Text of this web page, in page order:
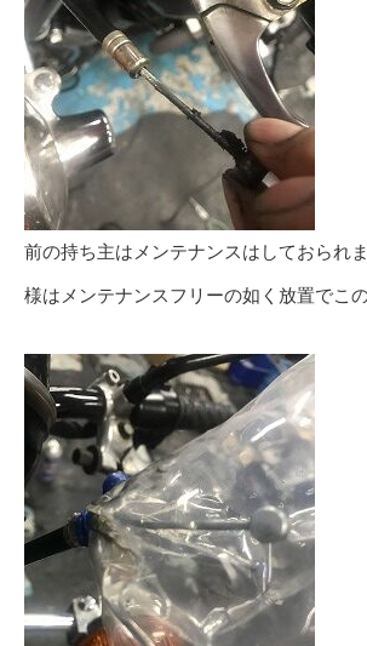
前の持ち主はメンテナンスはしておられ
様はメンテナンスフリーの如く放置でこ